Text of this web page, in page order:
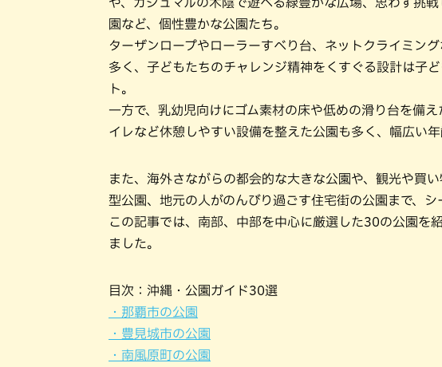
や、ガジュマルの木陰で遊べる緑豊かな広場、思わず挑
園など、個性豊かな公園たち。
ターザンロープやローラーすべり台、ネットクライミン
多く、子どもたちのチャレンジ精神をくすぐる設計は子
ト。
一方で、乳幼児向けにゴム素材の床や低めの滑り台を備
イレなど休憩しやすい設備を整えた公園も多く、幅広い
また、海外さながらの都会的な大きな公園や、観光や買
型公園、地元の人がのんびり過ごす住宅街の公園まで、シ
この記事では、南部、中部を中心に厳選した30の公園を
ました。
目次：沖縄・公園ガイド30選
・那覇市の公園
・豊見城市の公園
・南風原町の公園